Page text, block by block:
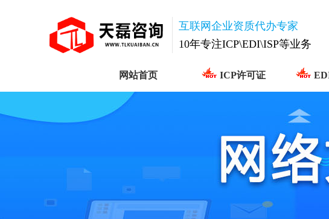
互联网企业资质代办专家
10年专注ICP\EDI\ISP等业务
网站首页 ICP许可证